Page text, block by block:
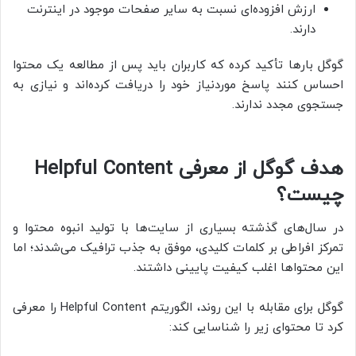
ارزش افزوده‌ای نسبت به سایر صفحات موجود در اینترنت
دارند.
گوگل بارها تأکید کرده که کاربران باید پس از مطالعه یک محتوا
احساس کنند پاسخ موردنیاز خود را دریافت کرده‌اند و نیازی به
جستجوی مجدد ندارند.
هدف گوگل از معرفی Helpful Content
چیست؟
در سال‌های گذشته بسیاری از سایت‌ها با تولید انبوه محتوا و
تمرکز افراطی بر کلمات کلیدی، موفق به جذب ترافیک می‌شدند؛ اما
این محتواها اغلب کیفیت پایینی داشتند.
گوگل برای مقابله با این روند، الگوریتم Helpful Content را معرفی
کرد تا محتوای زیر را شناسایی کند: